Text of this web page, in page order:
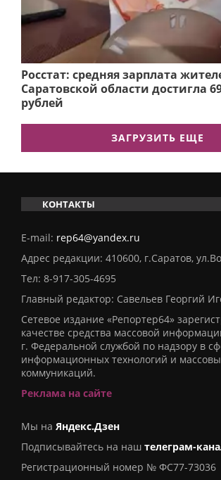
Росстат: средняя зарплата
Саратовской области достигла
рублей
ЗАГРУЗИТЬ ЕЩЕ
КОНТАКТЫ
E-mail: rep64@yandex.ru
Адрес редакции: 410600, г.Саратов,
Тел: 8-917-305-4695
Главный редактор: Савельев Георгий
Сетевое издание «Репортер64»
качестве средства массовой
г. Федеральной службой по надзору в
информационных технологий и
коммуникаций.
Реклама на сайте
Мы на Яндекс.Дзен
Подписывайтесь на наш телеграм-
Регистрационный номер № ФС77-73036